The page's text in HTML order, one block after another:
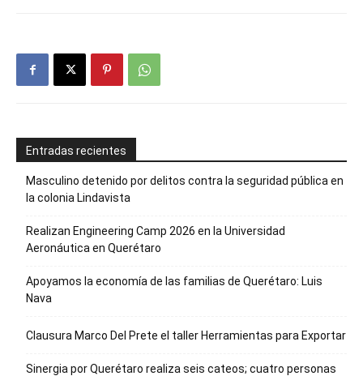
Entradas recientes
Masculino detenido por delitos contra la seguridad pública en
la colonia Lindavista
Realizan Engineering Camp 2026 en la Universidad
Aeronáutica en Querétaro
Apoyamos la economía de las familias de Querétaro: Luis
Nava
Clausura Marco Del Prete el taller Herramientas para Exportar
Sinergia por Querétaro realiza seis cateos; cuatro personas